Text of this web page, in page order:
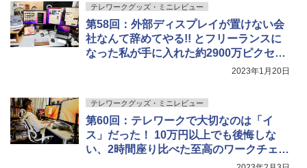
テレワークグッズ・ミニレビュー
第58回：外部ディスプレイが置けない会
社なんて辞めてやる!! とフリーランスに
なった私が手に入れた約2900万ピクセル
2023年1月20日
テレワークグッズ・ミニレビュー
第60回：テレワークで大切なのは「イ
ス」だった！ 10万円以上でも後悔しな
い、2時間座り比べた至高のワークチェア